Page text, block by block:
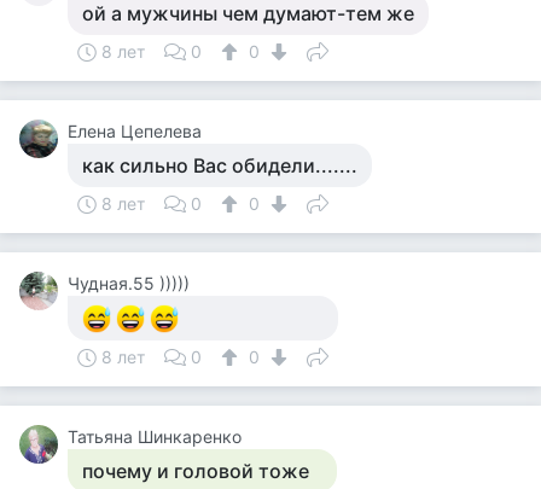
ой а мужчины чем думают-тем же
8 лет 0 0
Елена Цепелева
как сильно Вас обидели.......
8 лет 0 0
Чудная.55 )))))
8 лет 0 0
Татьяна Шинкаренко
почему и головой тоже